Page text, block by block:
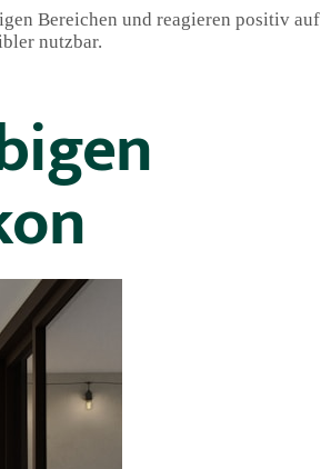
Bereichen und reagieren positiv auf
nutzbar.